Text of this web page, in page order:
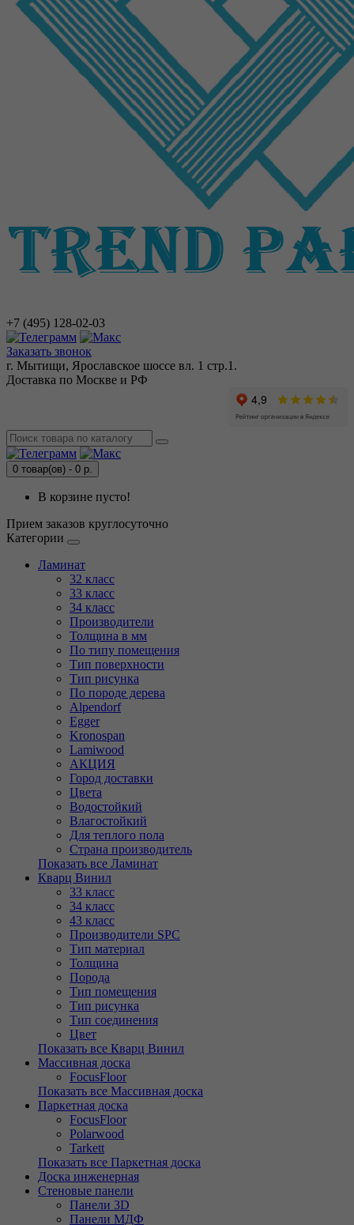
+7 (495) 128-02-03
Заказать звонок
г. Мытищи, Ярославское шоссе вл. 1 стр.1.
Доставка по Москве и РФ
0 товар(ов) - 0 р.
В корзине пусто!
Прием заказов круглосуточно
Категории
Ламинат
32 класс
33 класс
34 класс
Производители
Толщина в мм
По типу помещения
Тип поверхности
Тип рисунка
По породе дерева
Alpendorf
Egger
Kronospan
Lamiwood
АКЦИЯ
Город доставки
Цвета
Водостойкий
Влагостойкий
Для теплого пола
Страна производитель
Показать все Ламинат
Кварц Винил
33 класс
34 класс
43 класс
Производители SPC
Тип материал
Толщина
Порода
Тип помещения
Тип рисунка
Тип соединения
Цвет
Показать все Кварц Винил
Массивная доска
FocusFloor
Показать все Массивная доска
Паркетная доска
FocusFloor
Polarwood
Tarkett
Показать все Паркетная доска
Доска инженерная
Стеновые панели
Панели 3D
Панели МДФ